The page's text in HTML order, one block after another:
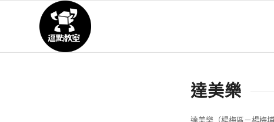
達美樂
達美樂（楊梅區－楊梅